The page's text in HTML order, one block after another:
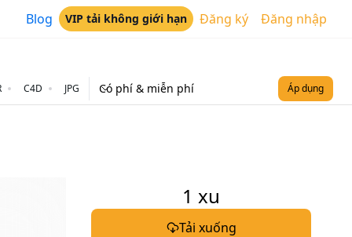
Blog VIP tải không giới hạn Đăng ký Đăng nhập
C4D JPG Có phí & miễn phí Áp dụng
1 xu
Tải xuống